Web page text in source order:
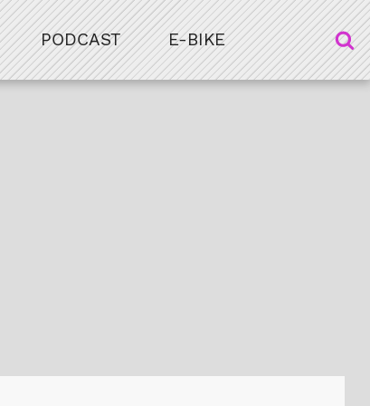
PODCAST E-BIKE